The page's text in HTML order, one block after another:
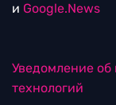
и Google.News
Уведомление об
технологий